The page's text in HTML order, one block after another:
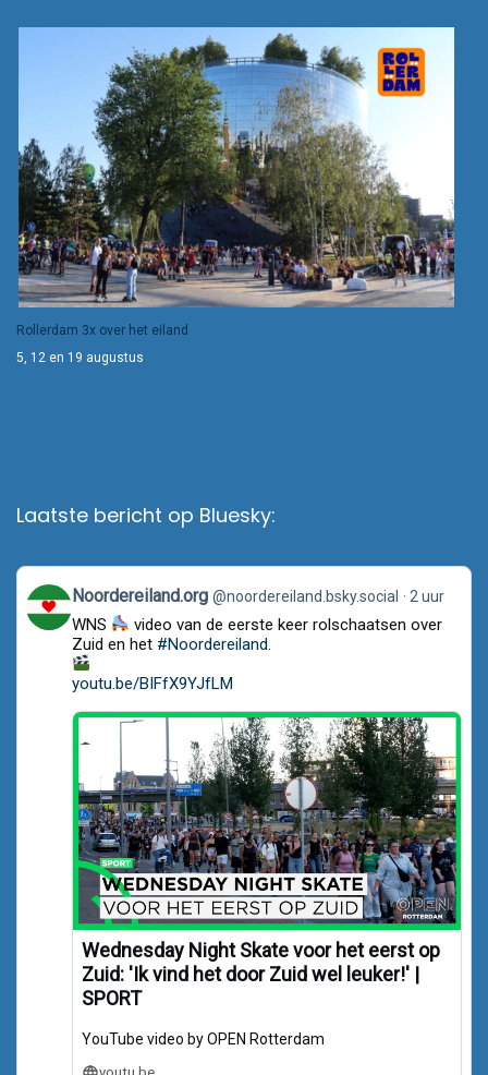
Rollerdam 3x over het eiland
5, 12 en 19 augustus
Laatste bericht op Bluesky:
View
post
by
Noordereiland.org
Noordereiland.org @noordereiland.bsky.social 2 uur
WNS
video van de eerste keer rolschaatsen over
Zuid en het #Noordereiland.
youtu.be/BIFfX9YJfLM
Wednesday Night Skate voor het eerst op
Zuid: 'Ik vind het door Zuid wel leuker!' |
SPORT
YouTube video by OPEN Rotterdam